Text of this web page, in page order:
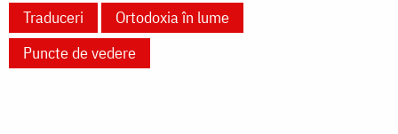
Traduceri
Ortodoxia în lume
Puncte de vedere